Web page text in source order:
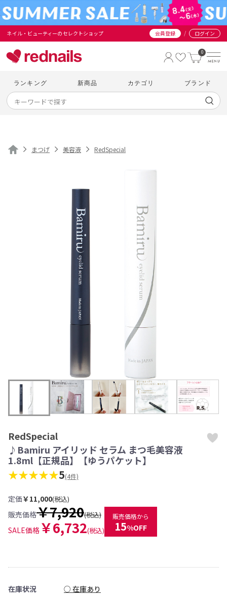
ネイル・ビューティーのセレクトショップ 会員登録 / ログイン
0
ランキング 新商品 カテゴリ ブランド
まつげ 美容液 RedSpecial
RedSpecial
♪Bamiru アイリッド セラム まつ毛美容液
1.8ml【正規品】【ゆうパケット】
★★★★★5(4件)
定価￥11,000(税込)
販売価格￥7,920(税込)
SALE価格 ￥6,732(税込)
販売価格から
15%OFF
在庫状況 ○ 在庫あり